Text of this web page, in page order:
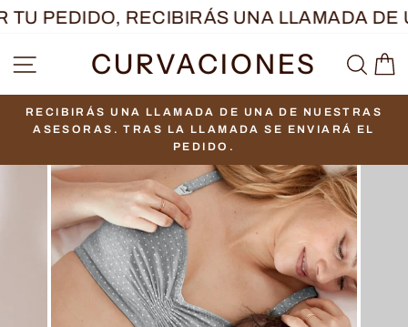
Ir
PEDIDO, RECIBIRÁS UNA LLAMADA DE
NAVEGACIÓN
CURVACIONES
diapositivas
pausa
RECIBIRÁS UNA LLAMADA DE UNA DE NUESTRAS
ASESORAS. TRAS LA LLAMADA SE ENVIARÁ EL
PEDIDO.